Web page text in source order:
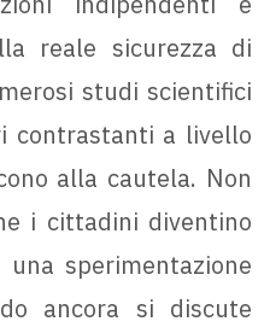
reale sicurezza di
studi scientifici
contrastanti a livello
alla cautela. Non
i cittadini diventino
sperimentazione
ancora si discute